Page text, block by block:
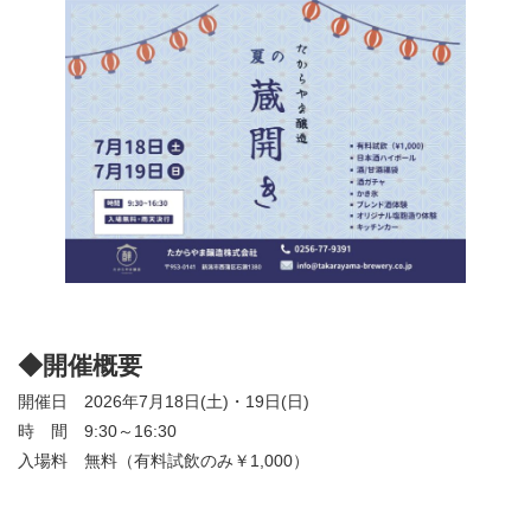
◆開催概要
開催日 2026年7月18日(土)・19日(日)
時 間 9:30～16:30
入場料 無料（有料試飲のみ￥1,000）